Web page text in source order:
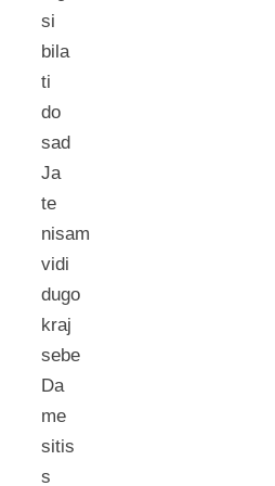
si
bila
ti
do
sad
Ja
te
nisam
vidi
dugo
kraj
sebe
Da
me
sitis
s